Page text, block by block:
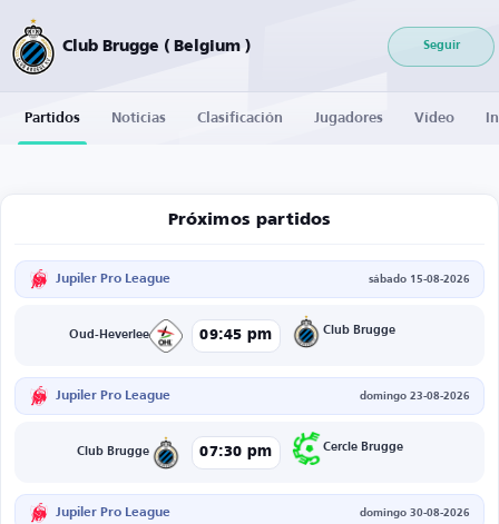
Club Brugge ( Belgium ) Seguir
Partidos Noticias Clasificación Jugadores Vídeo
Próximos partidos
Jupiler Pro League sábado 15-08-2026
Oud-Heverlee 09:45 pm Club Brugge
Jupiler Pro League domingo 23-08-2026
Club Brugge 07:30 pm Cercle Brugge
Jupiler Pro League domingo 30-08-2026